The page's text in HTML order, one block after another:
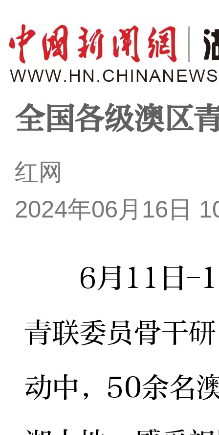
全国各级澳区
红网
2024年06月16日
6月11日-15
青联委员骨干
动中，50余名